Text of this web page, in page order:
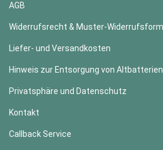
AGB
Widerrufsrecht & Muster-
Liefer- und Versandkosten
Hinweis zur Entsorgung von Altbatterien
Privatsphäre und Datenschutz
Kontakt
Callback Service